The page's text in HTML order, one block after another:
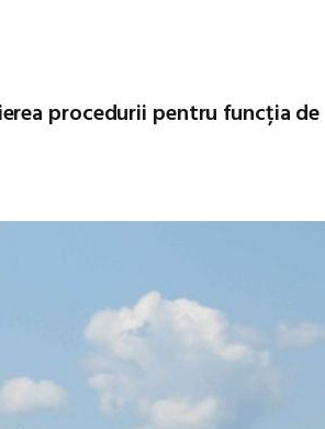
procedurii pentru funcția de